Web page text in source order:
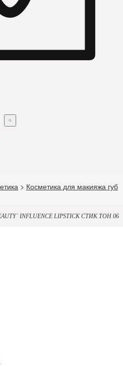
> Косметика для макияжа губ
INFLUENCE LIPSTICK СТИК ТОН 06